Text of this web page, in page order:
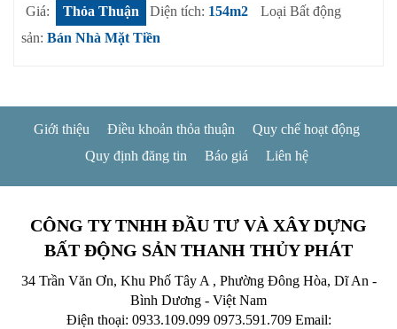
Giá: Thỏa Thuận Diện tích: 154m2
Loại Bất động
sản: Bán Nhà Mặt Tiền
Giới thiệu Điều khoản thỏa thuận
Quy chế hoạt động
Quy định đăng tin
Báo giá Liên hệ
CÔNG TY TNHH ĐẦU TƯ VÀ XÂY DỰNG
BẤT ĐỘNG SẢN THANH THỦY PHÁT
34 Trần Văn Ơn, Khu Phố Tây A , Phường Đông Hòa, Dĩ An -
Bình Dương - Việt Nam
Điện thoại: 0933.109.099 0973.591.709 Email: